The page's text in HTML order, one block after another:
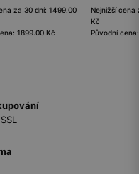
za 30 dní: 1499.00
1899.00 Kč
Nejnižší cena
Kč
Původní